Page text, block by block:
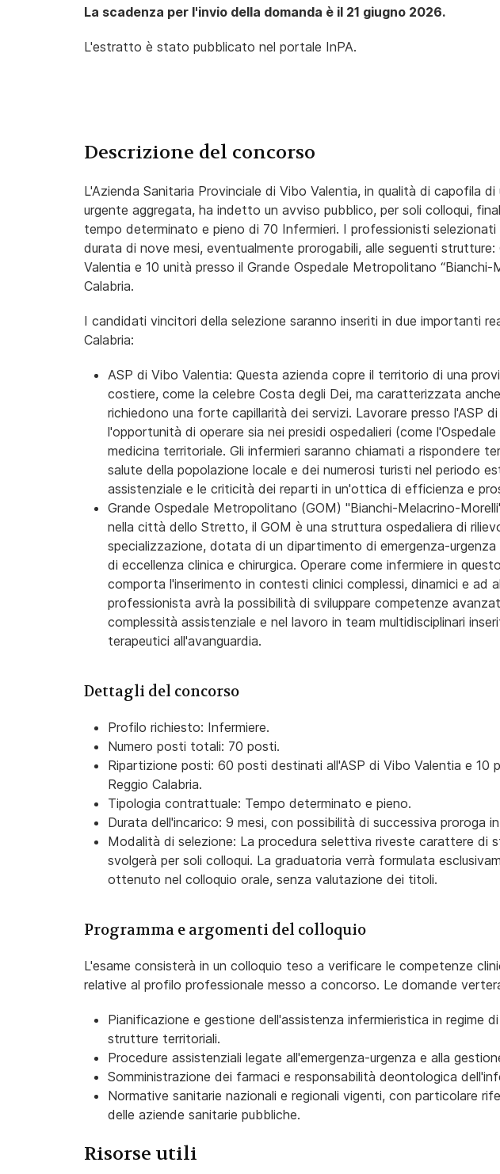
La scadenza per l'invio della domanda è il 21 giugno 2026.
L'estratto è stato pubblicato nel portale InPA.
Descrizione del concorso
L'Azienda Sanitaria Provinciale di Vibo Valentia, in qualità di capofila
urgente aggregata, ha indetto un avviso pubblico, per soli colloqui,
tempo determinato e pieno di 70 Infermieri. I professionisti selezionati
durata di nove mesi, eventualmente prorogabili, alle seguenti
Valentia e 10 unità presso il Grande Ospedale Metropolitano “Bianchi-
Calabria.
I candidati vincitori della selezione saranno inseriti in due importanti
Calabria:
ASP di Vibo Valentia: Questa azienda copre il territorio di una
costiere, come la celebre Costa degli Dei, ma caratterizzata
richiedono una forte capillarità dei servizi. Lavorare presso l'ASP
l'opportunità di operare sia nei presidi ospedalieri (come
medicina territoriale. Gli infermieri saranno chiamati a rispondere
salute della popolazione locale e dei numerosi turisti nel periodo
assistenziale e le criticità dei reparti in un'ottica di efficienza e
Grande Ospedale Metropolitano (GOM) "Bianchi-Melacrino-
nella città dello Stretto, il GOM è una struttura ospedaliera di
specializzazione, dotata di un dipartimento di emergenza-
di eccellenza clinica e chirurgica. Operare come infermiere in
comporta l'inserimento in contesti clinici complessi, dinamici e ad
professionista avrà la possibilità di sviluppare competenze
complessità assistenziale e nel lavoro in team multidisciplinari
terapeutici all'avanguardia.
Dettagli del concorso
Profilo richiesto: Infermiere.
Numero posti totali: 70 posti.
Ripartizione posti: 60 posti destinati all'ASP di Vibo Valentia e 10
Reggio Calabria.
Tipologia contrattuale: Tempo determinato e pieno.
Durata dell'incarico: 9 mesi, con possibilità di successiva proroga
Modalità di selezione: La procedura selettiva riveste carattere di
svolgerà per soli colloqui. La graduatoria verrà formulata
ottenuto nel colloquio orale, senza valutazione dei titoli.
Programma e argomenti del colloquio
L'esame consisterà in un colloquio teso a verificare le competenze
relative al profilo professionale messo a concorso. Le domande
Pianificazione e gestione dell'assistenza infermieristica in regime
strutture territoriali.
Procedure assistenziali legate all'emergenza-urgenza e alla
Somministrazione dei farmaci e responsabilità deontologica
Normative sanitarie nazionali e regionali vigenti, con particolare
delle aziende sanitarie pubbliche.
Risorse utili